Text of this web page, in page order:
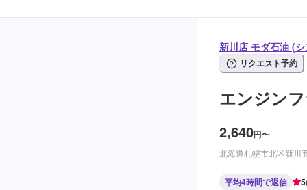
新川店 モダ石油 (
リクエスト予約
エンジン
2,640円〜
北海道札幌市北区新川
平均4時間で返信 5